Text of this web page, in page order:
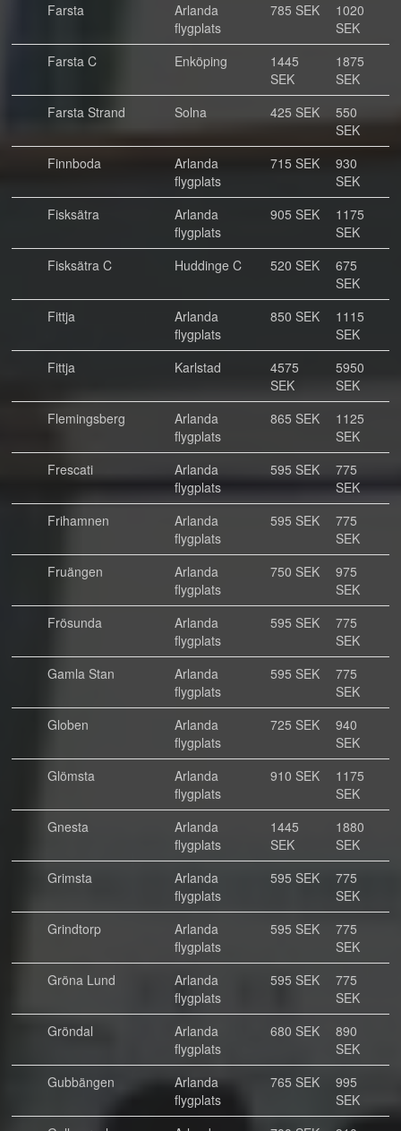
Farsta
Arlanda
flygplats
785 SEK
1020
SEK
Farsta C
Enköping
1445
SEK
1875
SEK
Farsta Strand
Solna 425 SEK
550
SEK
Finnboda
Arlanda
flygplats
715 SEK
930
SEK
Fisksätra
Arlanda
flygplats
905 SEK
1175
SEK
Fisksätra C
Huddinge C 520 SEK
675
SEK
Fittja
Arlanda
flygplats
850 SEK
1115
SEK
Fittja
Karlstad
4575
SEK
5950
SEK
Flemingsberg
Arlanda
flygplats
865 SEK
1125
SEK
Frescati
Arlanda
flygplats
595 SEK
775
SEK
Frihamnen
Arlanda
flygplats
595 SEK
775
SEK
Fruängen
Arlanda
flygplats
750 SEK
975
SEK
Frösunda
Arlanda
flygplats
595 SEK
775
SEK
Gamla Stan
Arlanda
flygplats
595 SEK
775
SEK
Globen
Arlanda
flygplats
725 SEK
940
SEK
Glömsta
Arlanda
flygplats
910 SEK
1175
SEK
Gnesta
Arlanda
flygplats
1445
SEK
1880
SEK
Grimsta
Arlanda
flygplats
595 SEK
775
SEK
Grindtorp
Arlanda
flygplats
595 SEK
775
SEK
Gröna Lund
Arlanda
flygplats
595 SEK
775
SEK
Gröndal
Arlanda
flygplats
680 SEK
890
SEK
Gubbängen
Arlanda
flygplats
765 SEK
995
SEK